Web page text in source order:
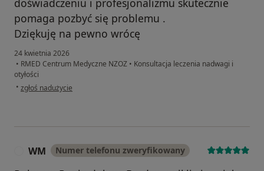
pomaga pozbyć się problemu .
Dziękuję na pewno wrócę
24 kwietnia 2026
• RMED Centrum Medyczne NZOZ • Konsultacja leczenia nadwagi i
otyłości
• w opinii użytkownika Justyna
zgłoś nadużycie
WM Numer telefonu zweryfikowany